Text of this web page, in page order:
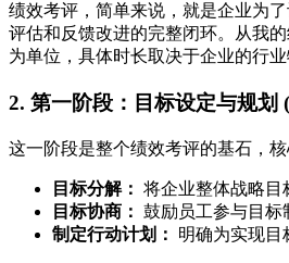
绩效考评，简单来说，就是企业为
评估和反馈改进的完整闭环。从我
为单位，具体时长取决于企业的行
2. 第一阶段：目标设定与规划
这一阶段是整个绩效考评的基石，
目标分解： 将企业整体战略目
目标协商： 鼓励员工参与目标
制定行动计划：
明确为实现目